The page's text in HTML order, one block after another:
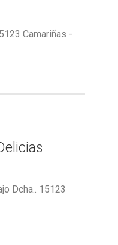
Camariñas -
Dcha.. 15123